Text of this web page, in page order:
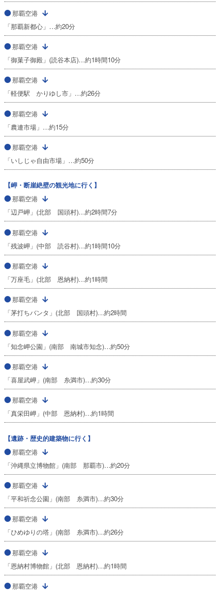
那覇空港
「那覇新都心」…約20分
那覇空港
「御菓子御殿」(読谷本店)…約1時間10分
那覇空港
「軽便駅 かりゆし市」…約26分
那覇空港
「農連市場」…約15分
那覇空港
「いしじゃ自由市場」…約50分
【岬・断崖絶壁の観光地に行く】
那覇空港
「辺戸岬」(北部 国頭村)…約2時間7分
那覇空港
「残波岬」(中部 読谷村)…約1時間10分
那覇空港
「万座毛」(北部 恩納村)…約1時間
那覇空港
「茅打ちバンタ」(北部 国頭村)…約2時間
那覇空港
「知念岬公園」(南部 南城市知念)…約50分
那覇空港
「喜屋武岬」(南部 糸満市)…約30分
那覇空港
「真栄田岬」(中部 恩納村)…約1時間
【遺跡・歴史的建築物に行く】
那覇空港
「沖縄県立博物館」(南部 那覇市)…約20分
那覇空港
「平和祈念公園」(南部 糸満市)…約30分
那覇空港
「ひめゆりの塔」(南部 糸満市)…約26分
那覇空港
「恩納村博物館」(北部 恩納村)…約1時間
那覇空港